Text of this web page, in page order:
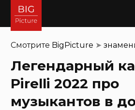
Смотрите BigPicture ➤
Легендарный
Pirelli 2022 про
музыкантов в